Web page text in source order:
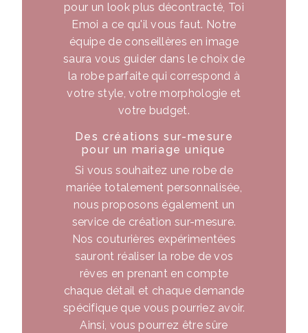
pour un look plus décontracté, Toi
Emoi a ce qu'il vous faut. Notre
équipe de conseillères en image
saura vous guider dans le choix de
la robe parfaite qui correspond à
votre style, votre morphologie et
votre budget.
Des créations sur-mesure
pour un mariage unique
Si vous souhaitez une robe de
mariée totalement personnalisée,
nous proposons également un
service de création sur-mesure.
Nos couturières expérimentées
sauront réaliser la robe de vos
rêves en prenant en compte
chaque détail et chaque demande
spécifique que vous pourriez avoir.
Ainsi, vous pourrez être sûre